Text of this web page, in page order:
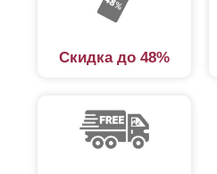
Скидка до 48%